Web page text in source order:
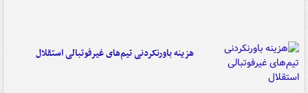
هزینه باورنکردنی تیم‌های غیرفوتبالی استقلال